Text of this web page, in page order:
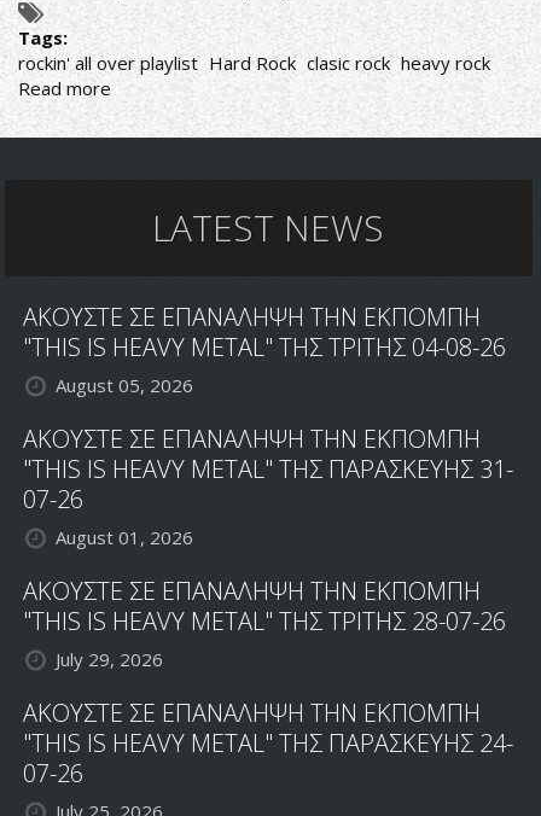
Tags:
rockin' all over playlist Hard Rock clasic rock heavy rock
Read more about
ROCKIN'
ALL
SHOW
3/6/19LATEST NEWS
ΑΚΟΥΣΤΕ ΣΕ ΕΠΑΝΑΛΗΨΗ ΤΗΝ ΕΚΠΟΜΠΗ
"THIS IS HEAVY METAL" ΤΗΣ ΤΡΙΤΗΣ 04-08-26
August 05, 2026
ΑΚΟΥΣΤΕ ΣΕ ΕΠΑΝΑΛΗΨΗ ΤΗΝ ΕΚΠΟΜΠΗ
"THIS IS HEAVY METAL" ΤΗΣ ΠΑΡΑΣΚΕΥΗΣ 31-
07-26
August 01, 2026
ΑΚΟΥΣΤΕ ΣΕ ΕΠΑΝΑΛΗΨΗ ΤΗΝ ΕΚΠΟΜΠΗ
"THIS IS HEAVY METAL" ΤΗΣ ΤΡΙΤΗΣ 28-07-26
July 29, 2026
ΑΚΟΥΣΤΕ ΣΕ ΕΠΑΝΑΛΗΨΗ ΤΗΝ ΕΚΠΟΜΠΗ
"THIS IS HEAVY METAL" ΤΗΣ ΠΑΡΑΣΚΕΥΗΣ 24-
07-26
July 25, 2026